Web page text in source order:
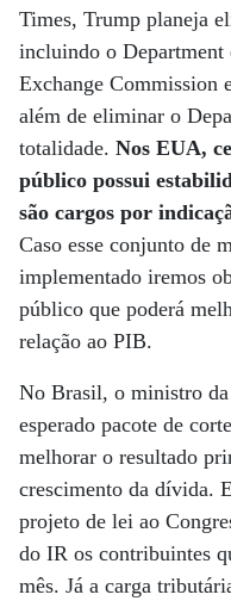
Times, Trump planeja
incluindo o Department
Exchange Commission
além de eliminar o
totalidade. Nos EUA,
público possui
são cargos por
Caso esse conjunto de
implementado iremos
público que poderá
relação ao PIB.
No Brasil, o ministro
esperado pacote de
melhorar o resultado
crescimento da dívida.
projeto de lei ao
do IR os contribuintes
mês. Já a carga